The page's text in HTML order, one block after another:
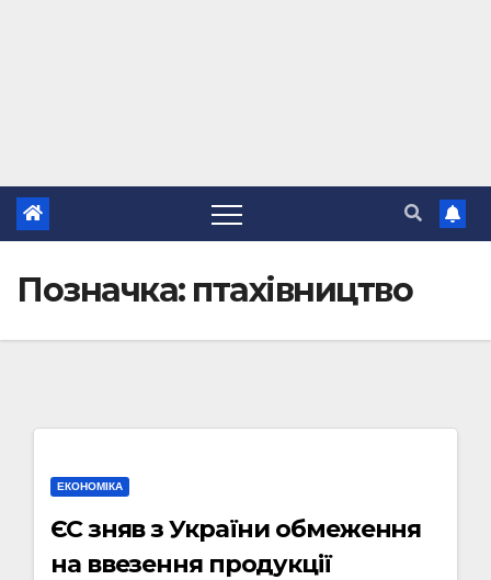
Позначка: птахівництво
ЕКОНОМІКА
ЄС зняв з України обмеження
на ввезення продукції